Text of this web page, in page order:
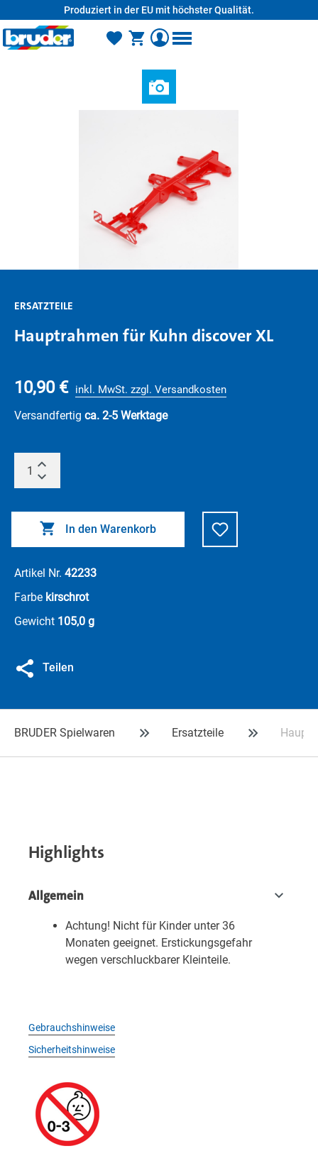
Produziert in der EU mit höchster Qualität.
ERSATZTEILE
Hauptrahmen für Kuhn discover XL
10,90 € inkl. MwSt. zzgl. Versandkosten
Versandfertig ca. 2-5 Werktage
In den Warenkorb
Artikel Nr. 42233
Farbe kirschrot
Gewicht 105,0 g
Teilen
BRUDER Spielwaren Ersatzteile
Highlights
Allgemein
Achtung! Nicht für Kinder unter 36
Monaten geeignet. Erstickungsgefahr
wegen verschluckbarer Kleinteile.
Gebrauchshinweise
Sicherheitshinweise